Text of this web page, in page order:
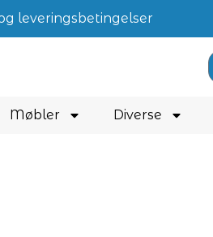
leveringsbetingelser
Møbler Diverse